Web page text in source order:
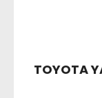
TOYOTA